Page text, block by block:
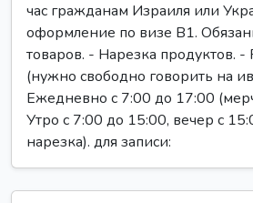
час гражданам Израиля или
оформление по визе B1.
товаров. - Нарезка продуктов. -
(нужно свободно говорить на
Ежедневно с 7:00 до 17:00
Утро с 7:00 до 15:00, вечер с
нарезка). для записи: